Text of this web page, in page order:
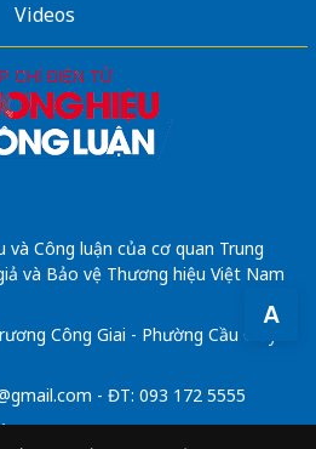
A
Videos
Công luận của cơ quan Trung
và Bảo vệ Thương hiệu Việt Nam
Công Giai - Phường Cầu Giấy -
- ĐT: 093 172 5555